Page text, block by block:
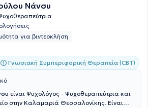
Νάνσυ
για βιντεοκλήση
Γνωσιακή Συμπεριφορική Θεραπεία (CBT)
είναι Ψυχολόγος - Ψυχοθεραπεύτρια και
στην Καλαμαριά Θεσσαλονίκης. Είναι